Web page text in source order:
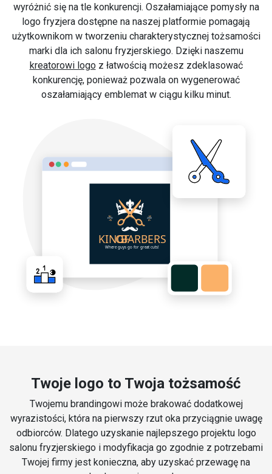
wyróżnić się na tle konkurencji. Oszałamiające pomysły na
logo fryzjera dostępne na naszej platformie pomagają
użytkownikom w tworzeniu charakterystycznej tożsamości
marki dla ich salonu fryzjerskiego. Dzięki naszemu
kreatorowi logoz łatwością możesz zdeklasować
konkurencję, ponieważ pozwala on wygenerować
oszałamiający emblemat w ciągu kilku minut.
Twoje logo to Twoja tożsamość
Twojemu brandingowi może brakować dodatkowej
wyrazistości, która na pierwszy rzut oka przyciągnie uwagę
odbiorców. Dlatego uzyskanie najlepszego projektu logo
salonu fryzjerskiego i modyfikacja go zgodnie z potrzebami
Twojej firmy jest konieczna, aby uzyskać przewagę na